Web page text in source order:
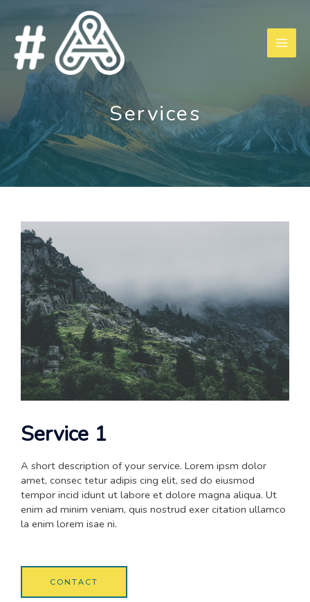
Services
Service 1
A short description of your service. Lorem ipsm dolor
amet, consec tetur adipis cing elit, sed do eiusmod
tempor incid idunt ut labore et dolore magna aliqua. Ut
enim ad minim veniam, quis nostrud exer citation ullamco
la enim lorem isae ni.
CONTACT